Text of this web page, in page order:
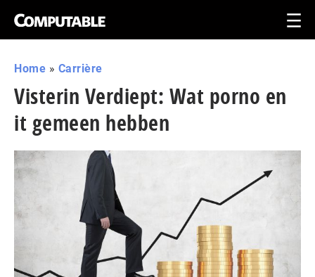
Home » Carrière
Visterin Verdiept: Wat porno en
it gemeen hebben